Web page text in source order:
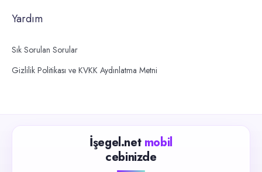
Yardım
Sık Sorulan Sorular
Gizlilik Politikası ve KVKK Aydınlatma Metni
İşegel.net mobil
cebinizde